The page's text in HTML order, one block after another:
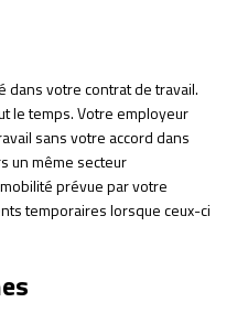
dans votre contrat de travail.
le temps. Votre employeur
sans votre accord dans
un même secteur
prévue par votre
temporaires lorsque ceux-ci